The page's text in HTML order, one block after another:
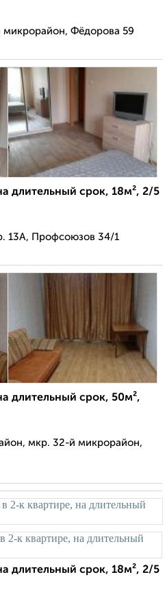
Фёдорова 59
длительный срок, 18м², 2/5
13А, Профсоюзов 34/1
длительный срок, 50м²,
мкр. 32-й микрорайон,
длительный срок, 18м², 2/5